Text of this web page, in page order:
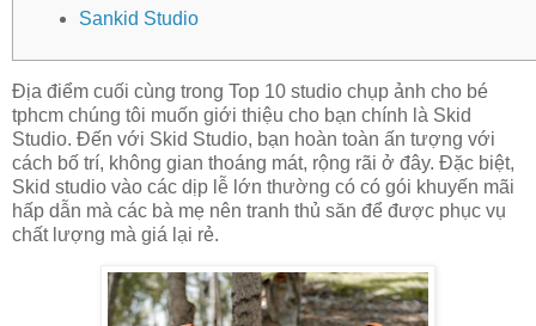
Sankid Studio
Địa điểm cuối cùng trong Top 10 studio chụp ảnh cho bé
tphcm chúng tôi muốn giới thiệu cho bạn chính là Skid
Studio. Đến với Skid Studio, bạn hoàn toàn ấn tượng với
cách bố trí, không gian thoáng mát, rộng rãi ở đây. Đặc biệt,
Skid studio vào các dịp lễ lớn thường có có gói khuyến mãi
hấp dẫn mà các bà mẹ nên tranh thủ săn để được phục vụ
chất lượng mà giá lại rẻ.